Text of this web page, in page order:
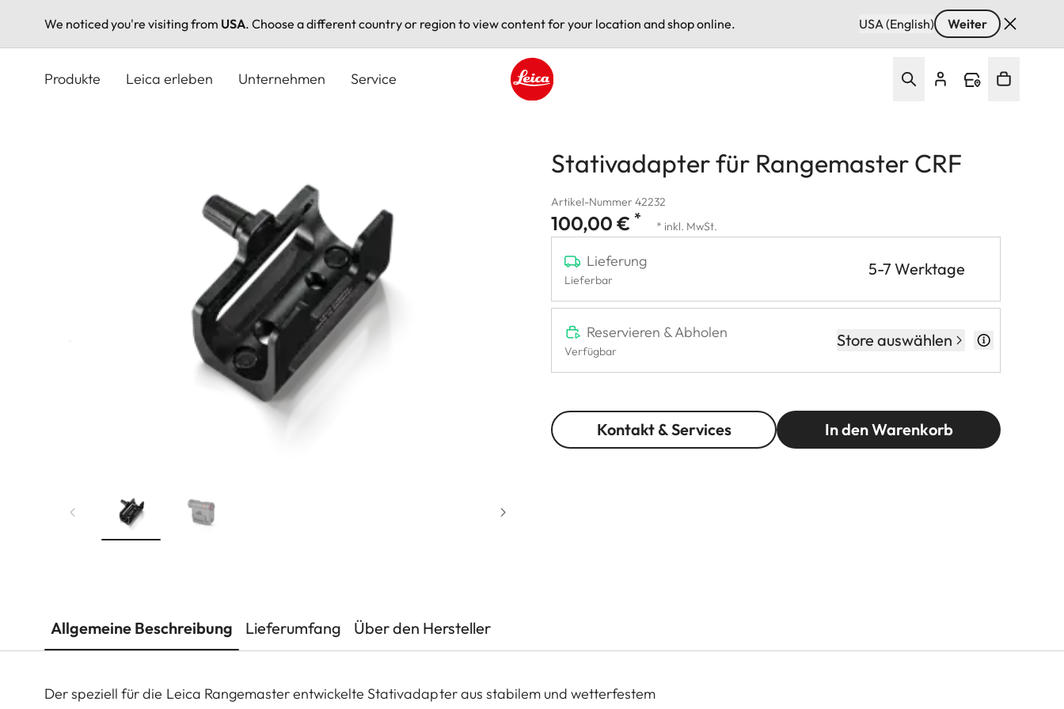
We noticed you're visiting from USA. Choose a different country or region to view content for your location and shop online. USA (English) Weiter
Produkte Leica erleben Unternehmen Service
Stativadapter für Rangemaster CRF
Artikel-Nummer 42232
100,00 € * * inkl. MwSt.
Lieferung
Lieferbar
5-7 Werktage
Reservieren & Abholen
Verfügbar
Store auswählen
Kontakt & Services In den Warenkorb
Allgemeine Beschreibung Lieferumfang Über den Hersteller
Der speziell für die Leica Rangemaster entwickelte Stativadapter aus stabilem und wetterfestem